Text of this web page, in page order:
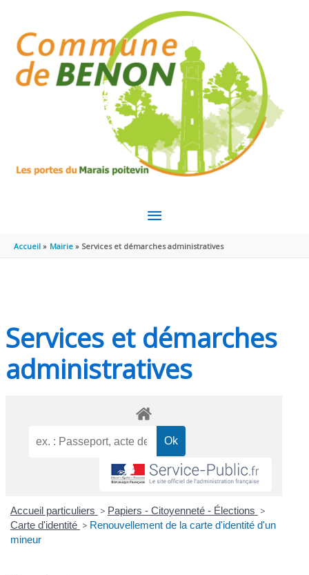
MENU
PRINCIPAL
Accueil Mairie Services et démarches administratives
Services et démarches
administratives
Accueil particuliers > Papiers - Citoyenneté - Élections >
Carte d'identité > Renouvellement de la carte d'identité d'un
mineur